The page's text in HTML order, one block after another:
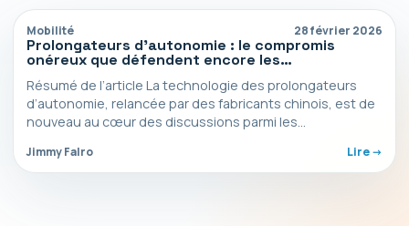
Mobilité 28 février 2026
Prolongateurs d’autonomie : le compromis
onéreux que défendent encore les
constructeurs automobiles
Résumé de l’article La technologie des prolongateurs
d’autonomie, relancée par des fabricants chinois, est de
nouveau au cœur des discussions parmi les
Jimmy Falro Lire ->